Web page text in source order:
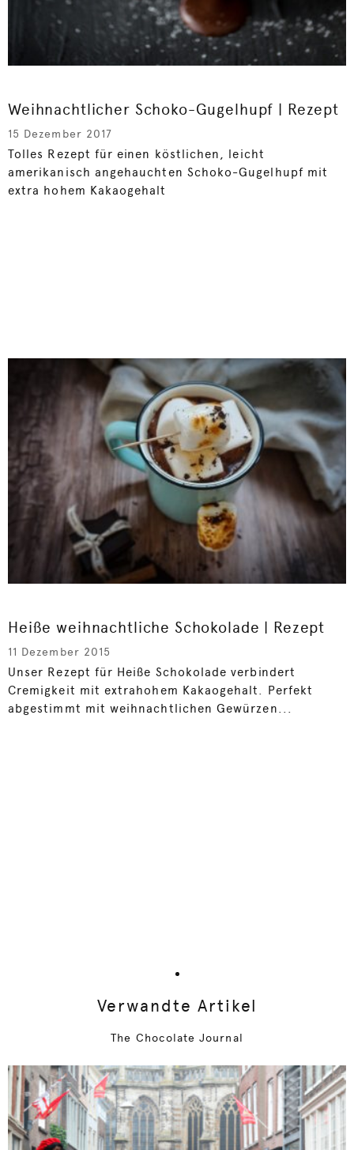
Weihnachtlicher Schoko-Gugelhupf | Rezept
15 Dezember 2017
Tolles Rezept für einen köstlichen, leicht
amerikanisch angehauchten Schoko-Gugelhupf mit
extra hohem Kakaogehalt
Heiße weihnachtliche Schokolade | Rezept
11 Dezember 2015
Unser Rezept für Heiße Schokolade verbindert
Cremigkeit mit extrahohem Kakaogehalt. Perfekt
abgestimmt mit weihnachtlichen Gewürzen...
Verwandte Artikel
The Chocolate Journal